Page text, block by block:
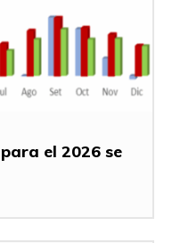
el 2026 se